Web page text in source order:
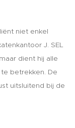
niet enkel
J. SEL
dient hij alle
betrekken. De
uitsluitend bij de